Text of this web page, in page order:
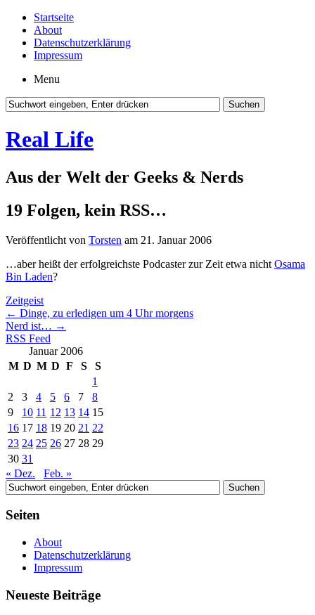
Startseite
About
Datenschutzerklärung
Impressum
Menu
Real Life
Aus der Welt der Geeks & Nerds
19 Folgen, kein RSS…
Veröffentlicht von Torsten am 21. Januar 2006
…aber heißt der erfolgreichste Podcaster zur Zeit etwa nicht Osama
Bin Laden?
Zeitgeist
← Dinge, zu erledigen um 4 Uhr morgens
Nerd ist… →
RSS Feed
Januar 2006
M D M D F S
S
1
2
3 4 5 6 7
8
9
10 11 12 13 14 15
16 17 18 19 20 21 22
23 24 25 26 27 28 29
30 31
« Dez.
Feb. »
Seiten
About
Datenschutzerklärung
Impressum
Neueste Beiträge